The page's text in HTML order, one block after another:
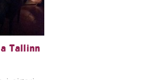
Tallinn